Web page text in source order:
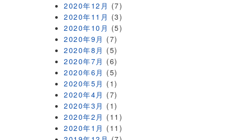
2020年12月 (7)
2020年11月 (3)
2020年10月 (5)
2020年9月 (7)
2020年8月 (5)
2020年7月 (6)
2020年6月 (5)
2020年5月 (1)
2020年4月 (7)
2020年3月 (1)
2020年2月 (11)
2020年1月 (11)